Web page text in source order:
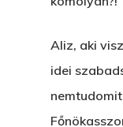
Aliz, aki
idei